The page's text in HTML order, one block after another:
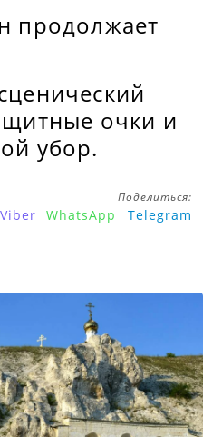
продолжает
очки и
убор.
Поделиться:
Viber WhatsApp Telegram